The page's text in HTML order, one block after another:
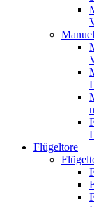
Flügeltore